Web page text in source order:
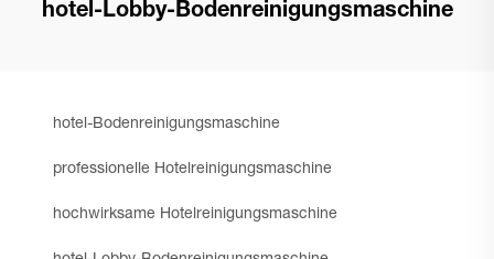
hotel-Lobby-Bodenreinigungsmaschine
hotel-Bodenreinigungsmaschine
professionelle Hotelreinigungsmaschine
hochwirksame Hotelreinigungsmaschine